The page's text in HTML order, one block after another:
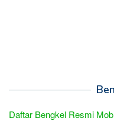
Daftar Bengkel Resmi